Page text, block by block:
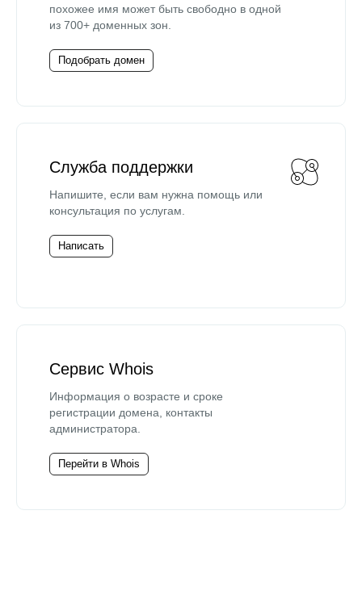
похожее имя может быть свободно в одной
из 700+ доменных зон.
Подобрать домен
Служба поддержки
Напишите, если вам нужна помощь или
консультация по услугам.
Написать
Сервис Whois
Информация о возрасте и сроке
регистрации домена, контакты
администратора.
Перейти в Whois